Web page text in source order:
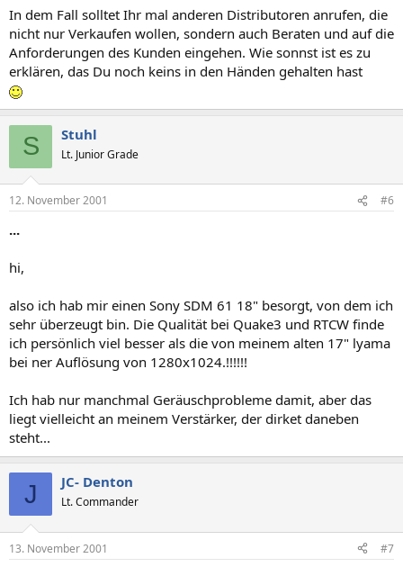
In dem Fall solltet Ihr mal anderen Distributoren anrufen, die
nicht nur Verkaufen wollen, sondern auch Beraten und auf die
Anforderungen des Kunden eingehen. Wie sonnst ist es zu
erklären, das Du noch keins in den Händen gehalten hast
S Stuhl
Lt. Junior Grade
12. November 2001 #6
...
hi,
also ich hab mir einen Sony SDM 61 18" besorgt, von dem ich
sehr überzeugt bin. Die Qualität bei Quake3 und RTCW finde
ich persönlich viel besser als die von meinem alten 17" lyama
bei ner Auflösung von 1280x1024.!!!!!!
Ich hab nur manchmal Geräuschprobleme damit, aber das
liegt vielleicht an meinem Verstärker, der dirket daneben
steht...
J JC- Denton
Lt. Commander
13. November 2001 #7